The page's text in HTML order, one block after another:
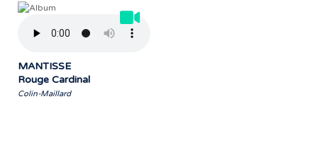
MANTISSE
Rouge Cardinal
Colin-Maillard